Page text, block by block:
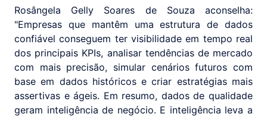
Rosângela Gelly Soares de Souza aconselha:
"Empresas que mantêm uma estrutura de dados
confiável conseguem ter visibilidade em tempo real
dos principais KPIs, analisar tendências de mercado
com mais precisão, simular cenários futuros com
base em dados históricos e criar estratégias mais
assertivas e ágeis. Em resumo, dados de qualidade
geram inteligência de negócio. E inteligência leva a